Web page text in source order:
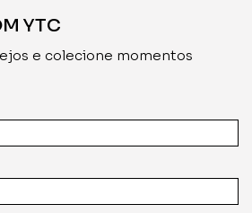
YTC
e colecione momentos